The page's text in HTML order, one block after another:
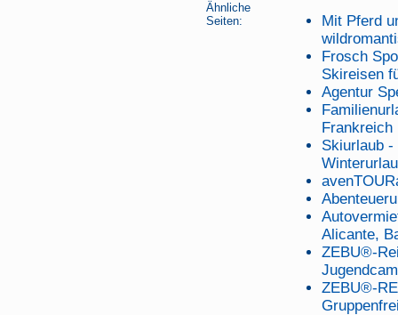
Ähnliche
Seiten:
Mit Pferd
Frosch
Skireisen
Agentur
Frankreich
Skiurlaub
Alicante,
ZEBU®-
ZEBU®-